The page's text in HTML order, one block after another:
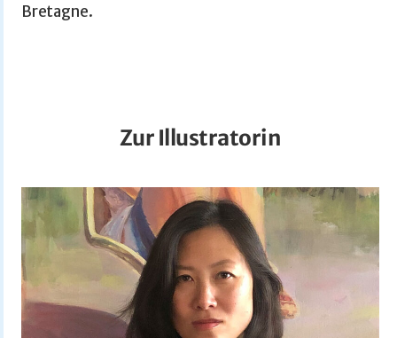
Bretagne.
Zur Illustratorin